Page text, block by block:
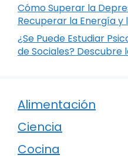
Cómo Superar la
Recuperar la Energía y
¿Se Puede Estudiar
de Sociales? Descubre
Alimentación
Ciencia
Cocina